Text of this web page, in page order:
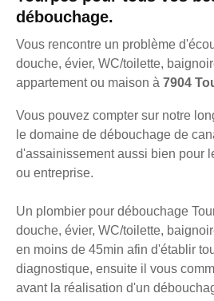
débouchage.
Vous rencontre un problème
douche, évier, WC/toilette,
appartement ou maison à 7904
Vous pouvez compter sur notre
le domaine de débouchage de
d'assainissement aussi bien pour
ou entreprise.
Un plombier pour débouchage
douche, évier, WC/toilette,
en moins de 45min afin d'établir
diagnostique, ensuite il vous
avant la réalisation d'un